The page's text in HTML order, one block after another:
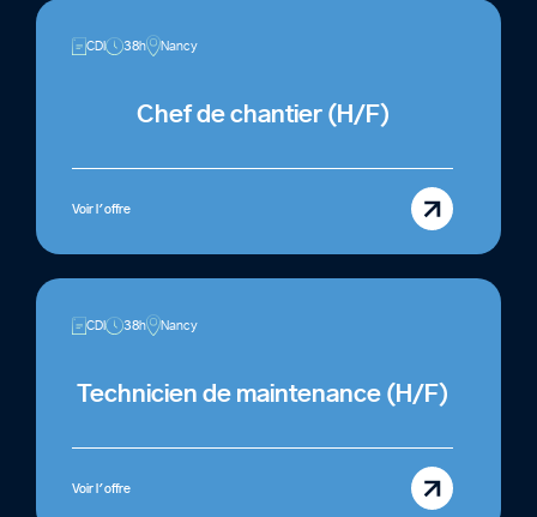
CDI 38h Nancy
Chef de chantier (H/F)
Voir l'offre
CDI 38h Nancy
Technicien de maintenance (H/F)
Voir l'offre